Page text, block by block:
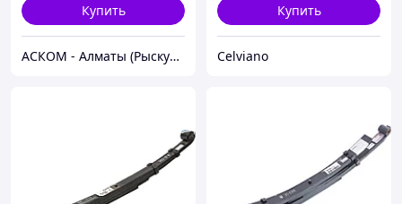
Купить
АСКОМ - Алматы (Рыскулова)
Купить
Celviano